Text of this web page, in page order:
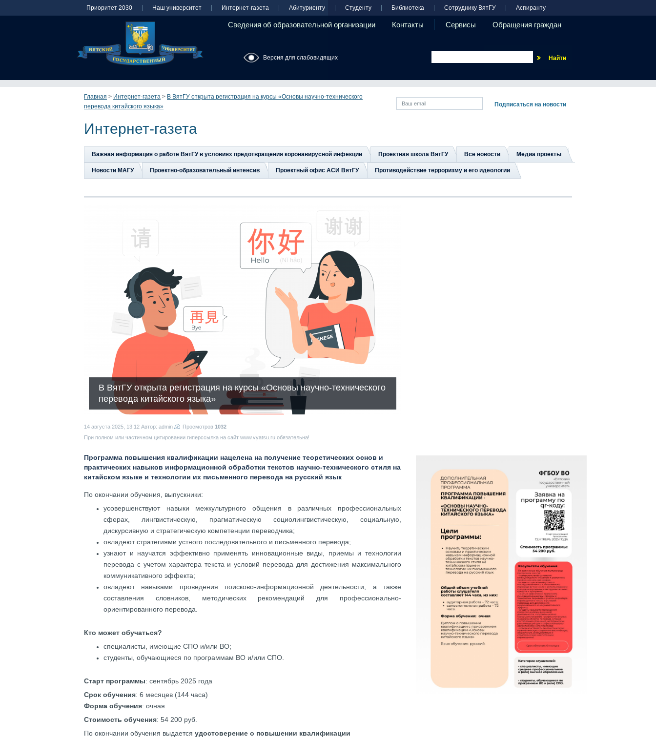
Приоритет 2030 Наш университет Интернет-газета Абитуриенту Студенту Библиотека Сотруднику ВятГУ Аспиранту
Сведения об образовательной организации Контакты Сервисы Обращения граждан
Версия для слабовидящих
Главная > Интернет-газета > В ВятГУ открыта регистрация на курсы «Основы научно-технического
перевода китайского языка»
Интернет-газета
Важная информация о работе ВятГУ в условиях предотвращения коронавирусной инфекции Проектная школа ВятГУ Все новости Медиа проекты
Новости МАГУ Проектно-образовательный интенсив Проектный офис АСИ ВятГУ Противодействие терроризму и его идеологии
В ВятГУ открыта регистрация на курсы «Основы научно-технического
перевода китайского языка»
14 августа 2025, 13:12 Автор: admin Просмотров 1032
При полном или частичном цитировании гиперссылка на сайт www.vyatsu.ru обязательна!
Программа повышения квалификации нацелена на получение теоретических основ и
практических навыков информационной обработки текстов научно-технического стиля на
китайском языке и технологии их письменного перевода на русский язык
По окончании обучения, выпускники:
усовершенствуют навыки межкультурного общения в различных профессиональных
сферах, лингвистическую, прагматическую социолингвистическую, социальную,
дискурсивную и стратегическую компетенции переводчика;
овладеют стратегиями устного последовательного и письменного перевода;
узнают и научатся эффективно применять инновационные виды, приемы и технологии
перевода с учетом характера текста и условий перевода для достижения максимального
коммуникативного эффекта;
овладеют навыками проведения поисково-информационной деятельности, а также
составления словников, методических рекомендаций для профессионально-
ориентированного перевода.
Кто может обучаться?
специалисты, имеющие СПО и/или ВО;
студенты, обучающиеся по программам ВО и/или СПО.
Старт программы: сентябрь 2025 года
Срок обучения: 6 месяцев (144 часа)
Форма обучения: очная
Стоимость обучения: 54 200 руб.
По окончании обучения выдается удостоверение о повышении квалификации